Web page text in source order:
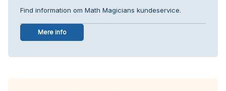
Find information om Math Magicians kundeservice.
Mere info